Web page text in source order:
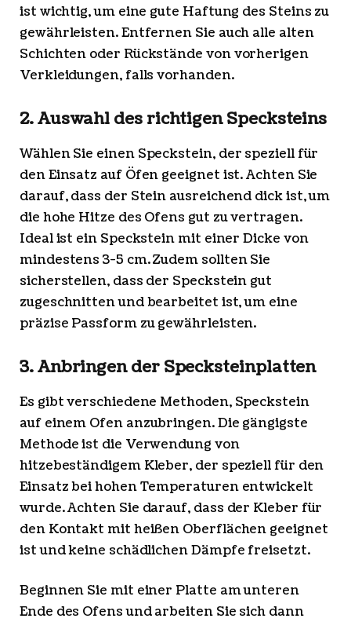
ist wichtig, um eine gute Haftung des Steins zu
gewährleisten. Entfernen Sie auch alle alten
Schichten oder Rückstände von vorherigen
Verkleidungen, falls vorhanden.
2. Auswahl des richtigen Specksteins
Wählen Sie einen Speckstein, der speziell für
den Einsatz auf Öfen geeignet ist. Achten Sie
darauf, dass der Stein ausreichend dick ist, um
die hohe Hitze des Ofens gut zu vertragen.
Ideal ist ein Speckstein mit einer Dicke von
mindestens 3-5 cm. Zudem sollten Sie
sicherstellen, dass der Speckstein gut
zugeschnitten und bearbeitet ist, um eine
präzise Passform zu gewährleisten.
3. Anbringen der Specksteinplatten
Es gibt verschiedene Methoden, Speckstein
auf einem Ofen anzubringen. Die gängigste
Methode ist die Verwendung von
hitzebeständigem Kleber, der speziell für den
Einsatz bei hohen Temperaturen entwickelt
wurde. Achten Sie darauf, dass der Kleber für
den Kontakt mit heißen Oberflächen geeignet
ist und keine schädlichen Dämpfe freisetzt.
Beginnen Sie mit einer Platte am unteren
Ende des Ofens und arbeiten Sie sich dann